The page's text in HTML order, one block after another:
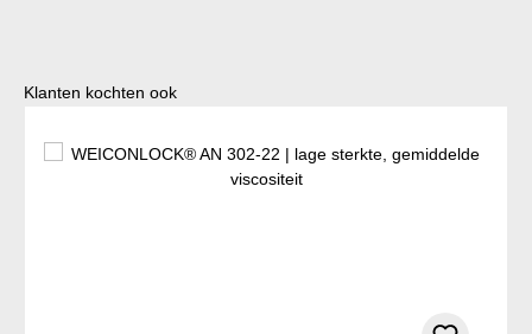
Productgalerij overslaan
Klanten kochten ook